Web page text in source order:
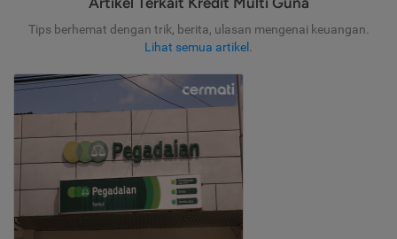
Tips berhemat dengan trik, berita, ulasan mengenai keuangan.
Lihat semua artikel .